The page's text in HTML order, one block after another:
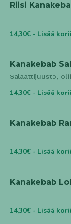
Riisi
14,30€ - Lisää
Kanakebab
Salaattijuusto,
14,30€ - Lisää
Kanakebab
14,30€ - Lisää
Kanakebab
14,30€ - Lisää